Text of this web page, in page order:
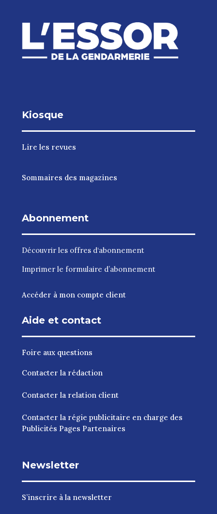
Kiosque
Lire les revues
Sommaires des magazines
Abonnement
Découvrir les offres d‘abonnement
Imprimer le formulaire d’abonnement
Accéder à mon compte client
Aide et contact
Foire aux questions
Contacter la rédaction
Contacter la relation client
Contacter la régie publicitaire en charge des
Publicités Pages Partenaires
Newsletter
S’inscrire à la newsletter